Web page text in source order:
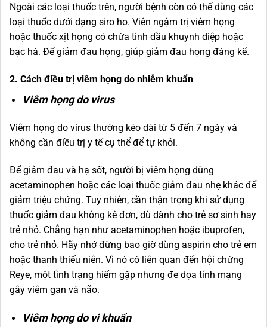
Ngoài các loại thuốc trên, người bệnh còn có thể dùng các
loại thuốc dưới dạng siro ho. Viên ngậm trị viêm họng
hoặc thuốc xịt họng có chứa tinh dầu khuynh diệp hoặc
bạc hà. Để giảm đau họng, giúp giảm đau họng đáng kể.
2. Cách điều trị viêm họng do nhiễm khuẩn
Viêm họng do virus
Viêm họng do virus thường kéo dài từ 5 đến 7 ngày và
không cần điều trị y tế cụ thể để tự khỏi.
Để giảm đau và hạ sốt, người bị viêm họng dùng
acetaminophen hoặc các loại thuốc giảm đau nhẹ khác để
giảm triệu chứng. Tuy nhiên, cần thận trọng khi sử dụng
thuốc giảm đau không kê đơn, dù dành cho trẻ sơ sinh hay
trẻ nhỏ. Chẳng hạn như acetaminophen hoặc ibuprofen,
cho trẻ nhỏ. Hãy nhớ đừng bao giờ dùng aspirin cho trẻ em
hoặc thanh thiếu niên. Vì nó có liên quan đến hội chứng
Reye, một tình trạng hiếm gặp nhưng đe dọa tính mạng
gây viêm gan và não.
Viêm họng do vi khuẩn